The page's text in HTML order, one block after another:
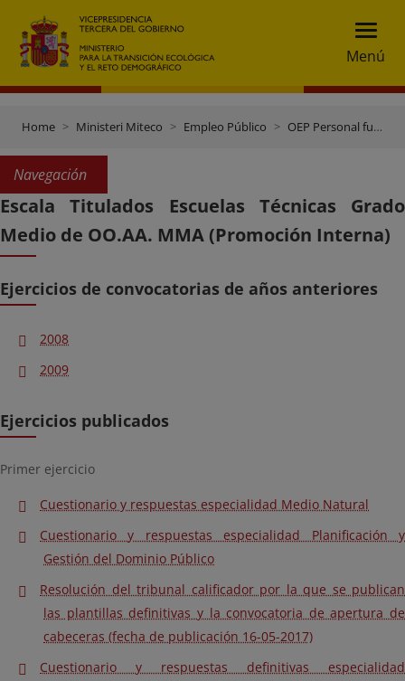
Menú
Home Ministeri Miteco Empleo Público OEP Personal funcionario
Navegación
Escala Titulados Escuelas Técnicas Grado
Medio de OO.AA. MMA (Promoción Interna)
Ejercicios de convocatorias de años anteriores
2008
2009
Ejercicios publicados
Primer ejercicio
Cuestionario y respuestas especialidad Medio Natural
Cuestionario y respuestas especialidad Planificación y
Gestión del Dominio Público
Resolución del tribunal calificador por la que se publican
las plantillas definitivas y la convocatoria de apertura de
cabeceras (fecha de publicación 16-05-2017)
Cuestionario y respuestas definitivas especialidad